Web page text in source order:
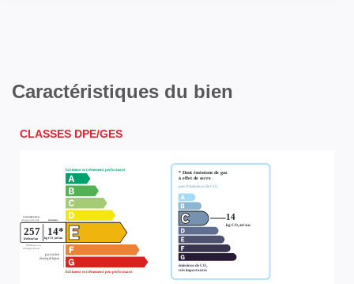
Caractéristiques du bien
CLASSES DPE/GES